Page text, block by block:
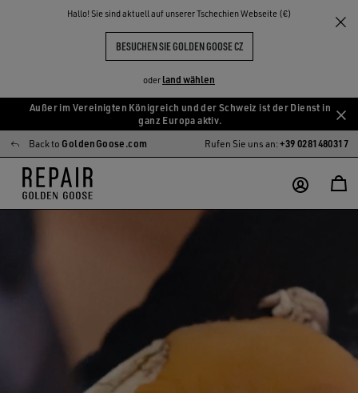
Hallo! Sie sind aktuell auf unserer Tschechien Webseite (€)
BESUCHEN SIE GOLDEN GOOSE CZ
oder land wählen
Hauptinhalt
springen
Footer-
Inhalt
springen
Außer im Vereinigten Königreich und der Schweiz ist der Dienst in
ganz Europa aktiv.
Back to GoldenGoose.com Rufen Sie uns an:+39 0281480317